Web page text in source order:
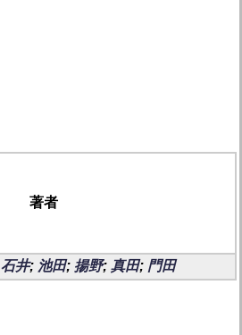
著者
石井; 池田; 揚野; 真田; 門田